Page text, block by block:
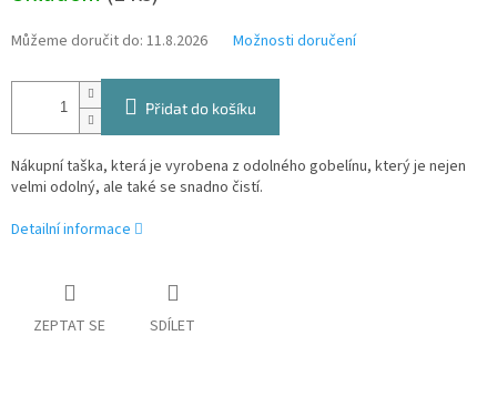
Můžeme doručit do: 11.8.2026 Možnosti doručení
Přidat do košíku
Nákupní taška, která je vyrobena z odolného gobelínu, který je nejen
velmi odolný, ale také se snadno čistí.
Detailní informace
ZEPTAT SE SDÍLET